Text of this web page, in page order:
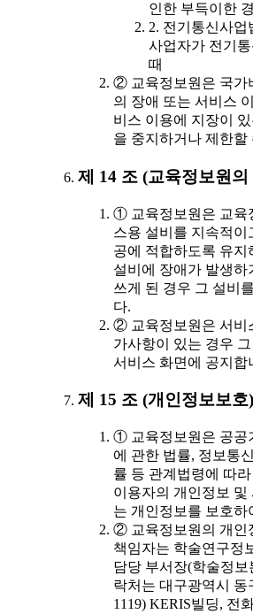
인한 부득이한
2. 전기통신사업
사업자가 전기
때
② 교육정보원은 국가
의 장애 또는 서비스
비스 이용에 지장이
을 중지하거나 제한할
제 14 조 (교육정보원의
① 교육정보원은 교육
스용 설비를 지속적이
공에 적합하도록 유
설비에 장애가 발생하
쓰게 된 경우 그 설비
다.
② 교육정보원은 서비
가사항이 있는 경우
서비스 화면에 공지합
제 15 조 (개인정보보호)
① 교육정보원은 공공
에 관한 법률, 정보통
률 등 관계법령에 따
이용자의 개인정보 및
는 개인정보를 보호하
② 교육정보원의 개인
책임자는 학술연구정
담당 부서장(학술정보
락처는 대구광역시 동
1119) KERIS빌딩, 전